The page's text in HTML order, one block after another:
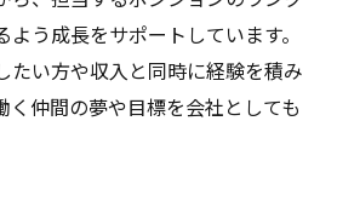
う成長をサポートしています。
たい方や収入と同時に経験を積み
く仲間の夢や目標を会社としても